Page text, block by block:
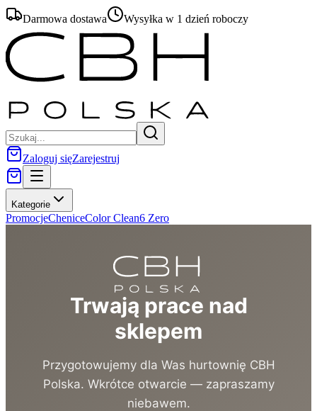
Darmowa dostawa Wysyłka w 1 dzień roboczy
Zaloguj sięZarejestruj
Kategorie
PromocjeCheniceColor Clean6 Zero
Trwają prace nad
sklepem
Przygotowujemy dla Was hurtownię CBH
Polska. Wkrótce otwarcie — zapraszamy
niebawem.